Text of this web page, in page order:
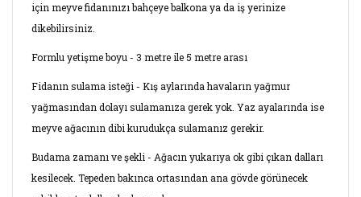
için meyve fidanınızı bahçeye balkona ya da iş yerinize
dikebilirsiniz.
Formlu yetişme boyu - 3 metre ile 5 metre arası
Fidanın sulama isteği - Kış aylarında havaların yağmur
yağmasından dolayı sulamanıza gerek yok. Yaz ayalarında ise
meyve ağacının dibi kurudukça sulamanız gerekir.
Budama zamanı ve şekli - Ağacın yukarıya ok gibi çıkan dalları
kesilecek. Tepeden bakınca ortasından ana gövde görünecek